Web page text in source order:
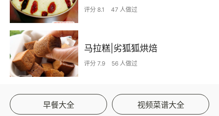
评分 8.1 47 人做过
马拉糕|劣狐狐烘焙
评分 7.9 56 人做过
早餐大全 视频菜谱大全